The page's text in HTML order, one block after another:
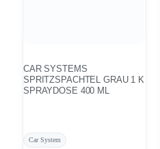
CAR SYSTEMS
SPRITZSPACHTEL GRAU 1 K
SPRAYDOSE 400 ML
Car System